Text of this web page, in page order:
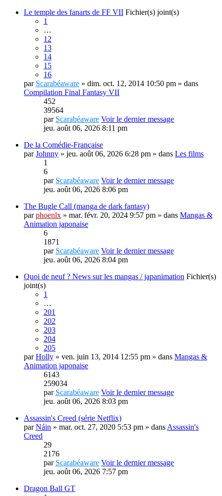
Le temple des fanarts de FF VII Fichier(s) joint(s)
1
…
12
13
14
15
16
par Scarabéaware » dim. oct. 12, 2014 10:50 pm » dans
Compilation Final Fantasy VII
452
39564
par Scarabéaware Voir le dernier message
jeu. août 06, 2026 8:11 pm
De la Comédie-Française
parJohnny » jeu. août 06, 2026 6:28 pm » dans Les films
1
6
par Scarabéaware Voir le dernier message
jeu. août 06, 2026 8:06 pm
The Bugle Call (manga de dark fantasy)
parphoenlx » mar. févr. 20, 2024 9:57 pm » dans Mangas &
Animation japonaise
6
1871
par Scarabéaware Voir le dernier message
jeu. août 06, 2026 8:04 pm
Quoi de neuf ? News sur les mangas / japanimation Fichier(s)
joint(s)
1
…
201
202
203
204
205
parHolly » ven. juin 13, 2014 12:55 pm » dans Mangas &
Animation japonaise
6143
259034
par Scarabéaware Voir le dernier message
jeu. août 06, 2026 8:03 pm
Assassin's Creed (série Netflix)
parNáin » mar. oct. 27, 2020 5:53 pm » dans Assassin's
Creed
29
2176
par Scarabéaware Voir le dernier message
jeu. août 06, 2026 7:57 pm
Dragon Ball GT